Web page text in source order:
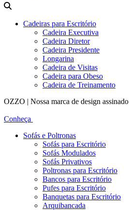
Cadeiras para Escritório
Cadeira Executiva
Cadeira Diretor
Cadeira Presidente
Longarina
Cadeira de Visitas
Cadeira para Obeso
Cadeira de Treinamento
OZZO | Nossa marca de design assinado
Conheça
Sofás e Poltronas
Sofás para Escritório
Sofás Modulados
Sofás Privativos
Poltronas para Escritório
Bancos para Escritório
Pufes para Escritório
Banquetas para Escritório
Arquibancada